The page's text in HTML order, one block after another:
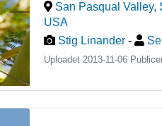
San Pasqual Valley,
USA
Stig Linander -
Uploadet 2013-11-06